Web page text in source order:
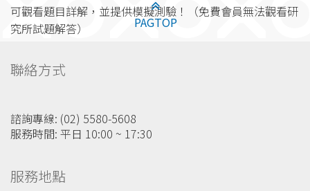
可觀看題目詳解，並提供模擬測驗！（免費會員無法觀看研
究所試題解答）
PAGTOP
聯絡方式
諮詢專線: (02) 5580-5608
服務時間: 平日 10:00 ~ 17:30
服務地點